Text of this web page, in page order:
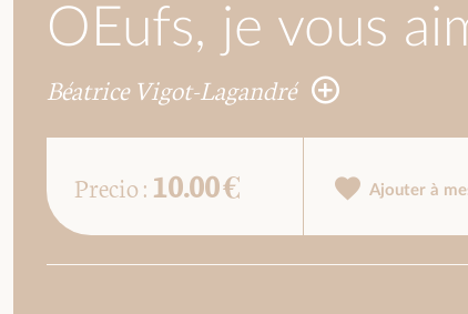
OEufs, je vous
Béatrice Vigot-Lagandré
Precio : 10.00 € Ajouter à